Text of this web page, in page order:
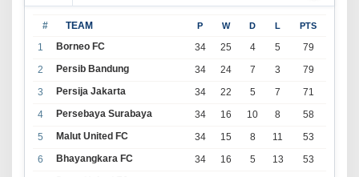
# TEAM P W D L PTS
1 Borneo FC 34 25 4 5
79
2
Persib Bandung 34 24 7 3
79
3
Persija Jakarta 34 22 5 7
71
4
Persebaya Surabaya 34 16 10 8
58
5
Malut United FC 34 15 8 11
53
6
Bhayangkara FC 34 16 5 13
53